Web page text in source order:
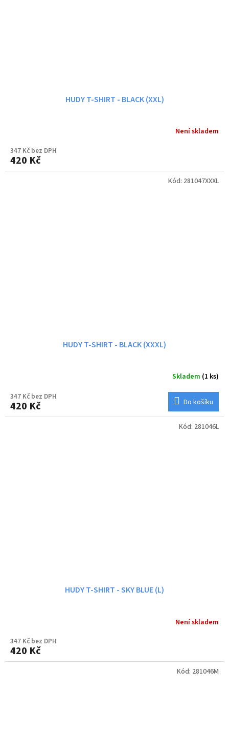
HUDY T-SHIRT - BLACK (XXL)
Není skladem
347 Kč bez DPH
420 Kč
HUDY T-SHIRT - BLACK (XXXL)
Skladem (1 ks)
347 Kč bez DPH
420 Kč Do košíku
Kód: 281047XXXL
HUDY T-SHIRT - SKY BLUE (L)
Není skladem
347 Kč bez DPH
420 Kč
Kód: 281046L
Kód: 281046M